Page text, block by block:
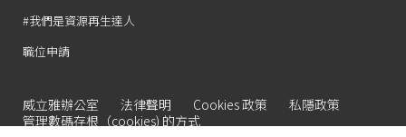
#我們是資源再生達人
職位申請
威立雅辦公室 法律聲明 Cookies 政策
私隱政策
管理數碼存根（cookies) 的方式